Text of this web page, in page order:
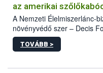
az amerikai
A Nemzeti Élelmiszerlánc-
növényvédő szer – Decis
engedélyokiratát
egészen a vesszőérettség
érésű szőlőkben is legyen
TOVÁBB >